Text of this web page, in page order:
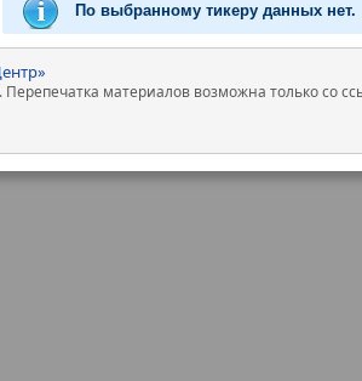
По выбранному тикеру данных нет.
материалов возможна только со